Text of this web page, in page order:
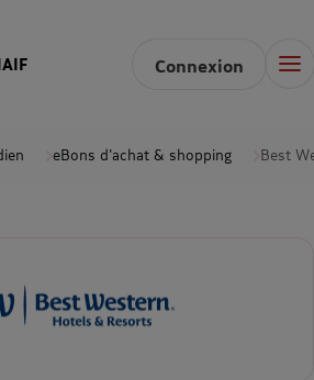
Connexion
eBons d'achat & shopping Best